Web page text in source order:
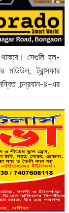
সেগুলি হল-
মডিউল, ট্রান্সফার
চন্দ্রযান-৪-এর